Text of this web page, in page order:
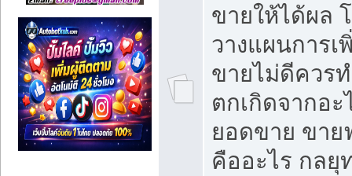
ขายให้ได้ผล
วางแผนการ
ขายไม่ดีควร
ตกเกิดจากอะ
ยอดขาย ขาย
คืออะไร กลยุ